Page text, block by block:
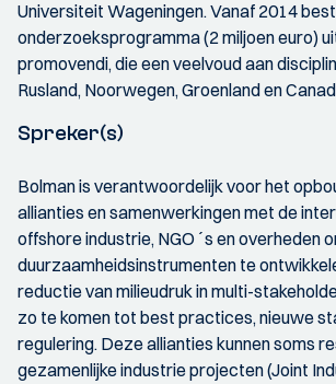
Universiteit Wageningen. Vanaf 2014
onderzoeksprogramma (2 miljoen euro)
promovendi, die een veelvoud aan
Rusland, Noorwegen, Groenland en
Spreker(s)
Bolman is verantwoordelijk voor het
allianties en samenwerkingen met de
offshore industrie, NGO´s en overheden
duurzaamheidsinstrumenten te
reductie van milieudruk in multi-
zo te komen tot best practices, nieuwe
regulering. Deze allianties kunnen soms
gezamenlijke industrie projecten (Joint